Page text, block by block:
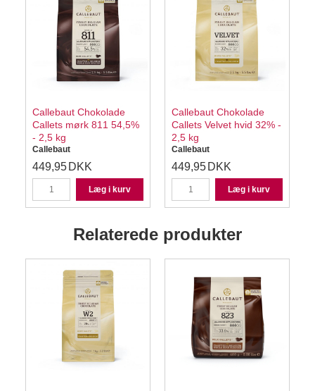
Callebaut Chokolade
Callets mørk 811 54,5%
- 2,5 kg
Callebaut
449,95 DKK
Læg i kurv
Callebaut Chokolade
Callets Velvet hvid 32% -
2,5 kg
Callebaut
449,95 DKK
Læg i kurv
Relaterede produkter